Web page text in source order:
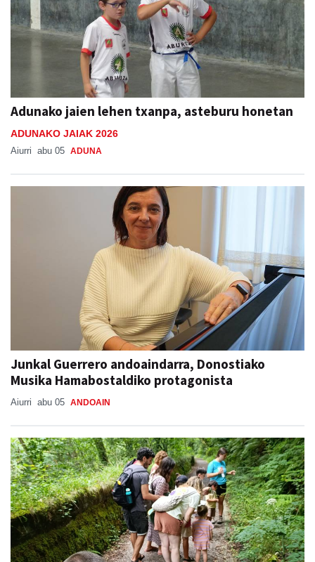
Adunako jaien lehen txanpa, asteburu honetan
ADUNAKO JAIAK 2026
Aiurri abu 05 ADUNA
Junkal Guerrero andoaindarra, Donostiako
Musika Hamabostaldiko protagonista
Aiurri abu 05 ANDOAIN